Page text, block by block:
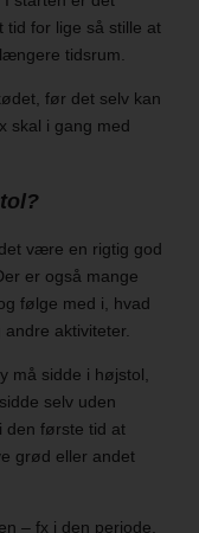
tid for lige så stille at
tidsrum.
før det selv kan
skal i gang med
være en rigtig god
er også mange
følge med i, hvad
aktiviteter.
må sidde i højstol,
selv uden
den første tid at
grød eller andet
– fx i den periode,